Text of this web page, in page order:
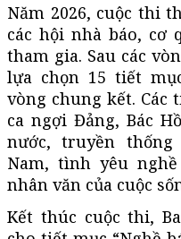
Năm 2026, cuộc thi
các hội nhà báo, cơ
tham gia. Sau các
lựa chọn 15 tiết
vòng chung kết. Các
ca ngợi Đảng, Bác
nước, truyền
Nam, tình yêu
nhân văn của cuộc
Kết thúc cuộc thi,